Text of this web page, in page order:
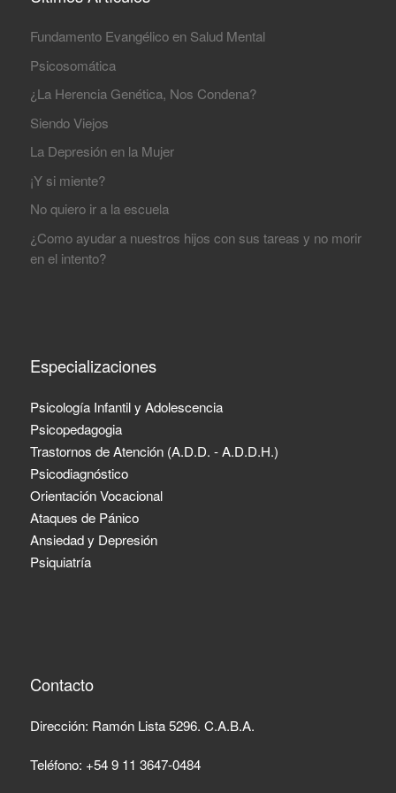
Fundamento Evangélico en Salud Mental
Psicosomática
¿La Herencia Genética, Nos Condena?
Siendo Viejos
La Depresión en la Mujer
¡Y si miente?
No quiero ir a la escuela
¿Como ayudar a nuestros hijos con sus tareas y no morir
en el intento?
Especializaciones
Psicología Infantil y Adolescencia
Psicopedagogia
Trastornos de Atención (A.D.D. - A.D.D.H.)
Psicodiagnóstico
Orientación Vocacional
Ataques de Pánico
Ansiedad y Depresión
Psiquiatría
Contacto
Dirección: Ramón Lista 5296. C.A.B.A.
Teléfono: +54 9 11 3647-0484